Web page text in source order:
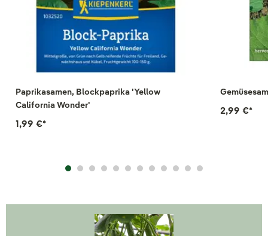
Paprikasamen, Blockpaprika 'Yellow
California Wonder'
1,99 €*
2,99 €*